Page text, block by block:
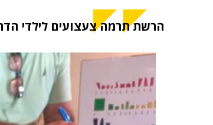
הרשת תרמה צעצועים לילדי